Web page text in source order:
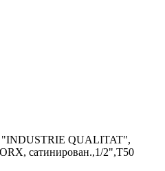
"INDUSTRIE QUALITAT",
сатинирован.,1/2",Т50